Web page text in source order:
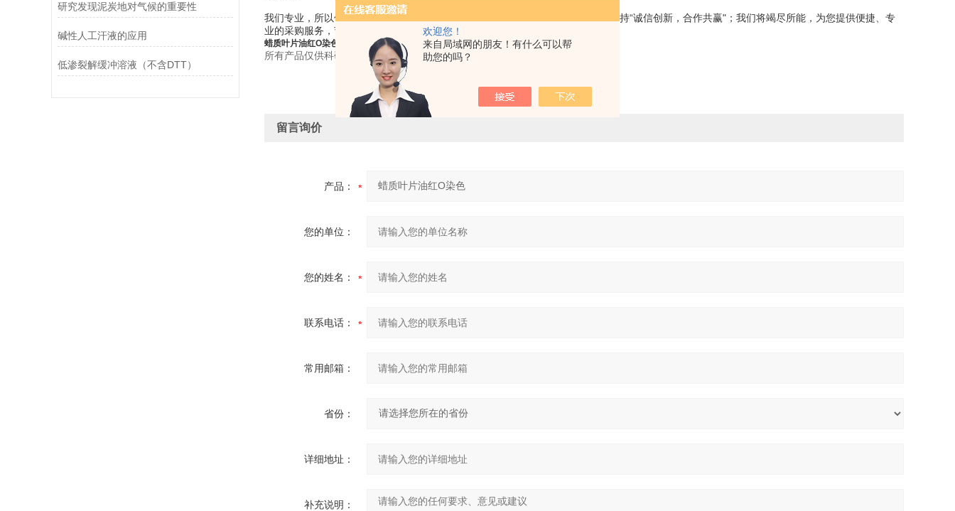
欢迎您！
来自局域网的朋友！有什么可以帮
助您的吗？
研究发现泥炭地对气候的重要性
碱性人工汗液的应用
低渗裂解缓冲溶液（不含DTT）
我们专业，所以值得信赖；我们专注，所以我们高速发展；我们信奉“客户“我们坚持“诚信创新，合作共赢"；我们将竭尽所能，为您提供便捷、专
业的采购服务，节省您的时间和成本。
蜡质叶片油红O染色
所有产品仅供科研使用，不得用于食用，医疗等其它用途。
留言询价
产品：
您的单位：
您的姓名：
联系电话：
常用邮箱：
省份：
详细地址：
补充说明：